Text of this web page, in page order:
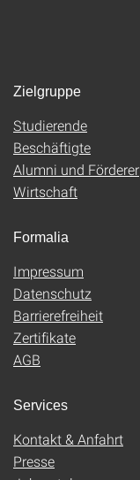
Zielgruppe
Studierende
Beschäftigte
Alumni und Förderer
Wirtschaft
Formalia
Impressum
Datenschutz
Barrierefreiheit
Zertifikate
AGB
Services
Kontakt & Anfahrt
Presse